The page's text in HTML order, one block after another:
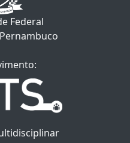
Federal